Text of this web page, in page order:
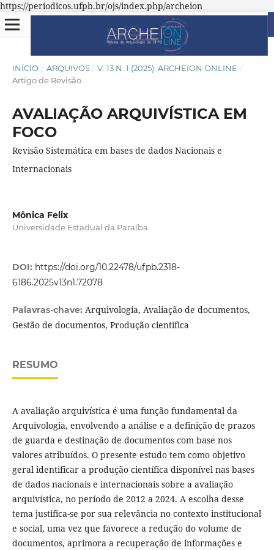
https://periodicos.ufpb.br/ojs/index.php/archeion
INÍCIO / ARQUIVOS / V. 13 N. 1 (2025): ARCHEION ONLINE /
Artigo de Revisão
AVALIAÇÃO ARQUIVÍSTICA EM
FOCO
Revisão Sistemática em bases de dados Nacionais e
Internacionais
Mônica Felix
Universidade Estadual da Paraíba
DOI: https://doi.org/10.22478/ufpb.2318-
6186.2025v13n1.72078
Palavras-chave: Arquivologia, Avaliação de documentos,
Gestão de documentos, Produção científica
RESUMO
A avaliação arquivística é uma função fundamental da
Arquivologia, envolvendo a análise e a definição de prazos
de guarda e destinação de documentos com base nos
valores atribuídos. O presente estudo tem como objetivo
geral identificar a produção científica disponível nas bases
de dados nacionais e internacionais sobre a avaliação
arquivística, no período de 2012 a 2024. A escolha desse
tema justifica-se por sua relevância no contexto institucional
e social, uma vez que favorece a redução do volume de
documentos, aprimora a recuperação de informações e